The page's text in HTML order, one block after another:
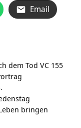
Email
dem Tod VC 155
bringen